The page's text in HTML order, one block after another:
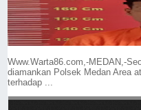
Www.Warta86.com,-MEDAN,-
diamankan Polsek Medan Area
terhadap ...